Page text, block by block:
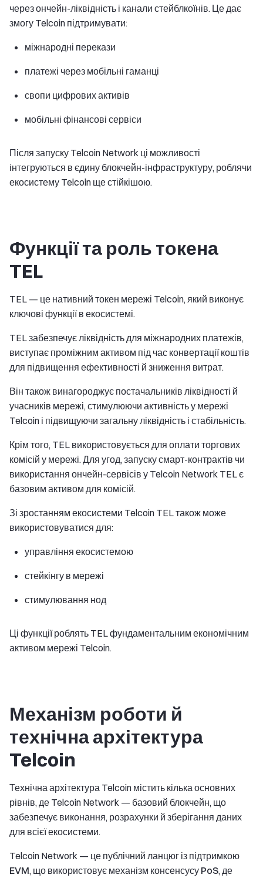
через ончейн-ліквідність і канали стейблкоїнів. Це дає
змогу Telcoin підтримувати:
міжнародні перекази
платежі через мобільні гаманці
свопи цифрових активів
мобільні фінансові сервіси
Після запуску Telcoin Network ці можливості
інтегруються в єдину блокчейн-інфраструктуру, роблячи
екосистему Telcoin ще стійкішою.
Функції та роль токена
TEL
TEL — це нативний токен мережі Telcoin, який виконує
ключові функції в екосистемі.
TEL забезпечує ліквідність для міжнародних платежів,
виступає проміжним активом під час конвертації коштів
для підвищення ефективності й зниження витрат.
Він також винагороджує постачальників ліквідності й
учасників мережі, стимулюючи активність у мережі
Telcoin і підвищуючи загальну ліквідність і стабільність.
Крім того, TEL використовується для оплати торгових
комісій у мережі. Для угод, запуску смарт-контрактів чи
використання ончейн-сервісів у Telcoin Network TEL є
базовим активом для комісій.
Зі зростанням екосистеми Telcoin TEL також може
використовуватися для:
управління екосистемою
стейкінгу в мережі
стимулювання нод
Ці функції роблять TEL фундаментальним економічним
активом мережі Telcoin.
Механізм роботи й
технічна архітектура
Telcoin
Технічна архітектура Telcoin містить кілька основних
рівнів, де Telcoin Network — базовий блокчейн, що
забезпечує виконання, розрахунки й зберігання даних
для всієї екосистеми.
Telcoin Network — це публічний ланцюг із підтримкою
EVM, що використовує механізм консенсусу PoS, де